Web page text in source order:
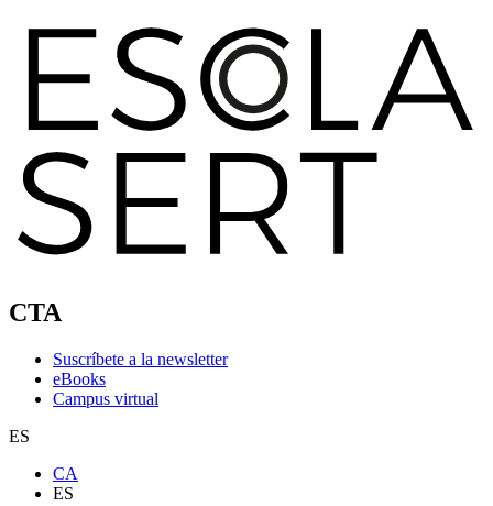
CTA
Suscríbete a la newsletter
eBooks
Campus virtual
ES
CA
ES